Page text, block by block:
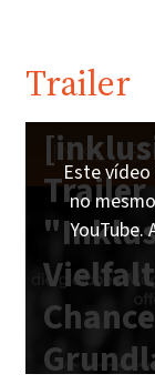
Trailer
Trailer
Este
no
YouTube.